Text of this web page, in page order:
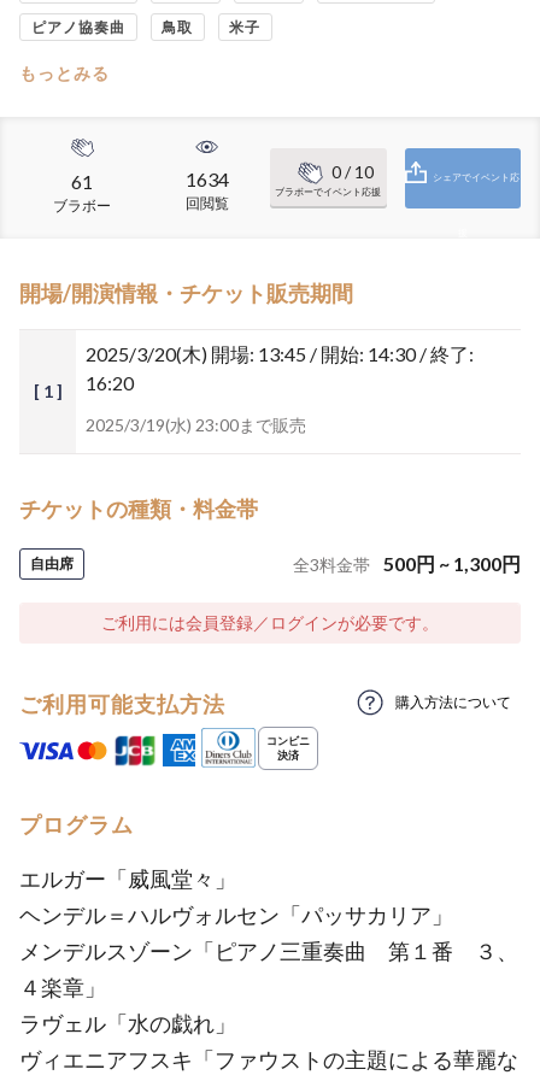
ピアノ協奏曲 鳥取 米子
もっとみる
61
ブラボー
1634
回閲覧
0/ 10
ブラボーでイベント応援
シェアでイベント応
開場/開演情報・チケット販売期間
[ 1 ]
2025/3/20(木) 開場: 13:45 / 開始: 14:30 / 終了:
16:20
2025/3/19(水) 23:00まで販売
チケットの種類・料金帯
自由席 全3料金帯 500円 ~ 1,300円
ご利用には会員登録／ログインが必要です。
ご利用可能支払方法 購入方法について
プログラム
エルガー「威風堂々」
ヘンデル＝ハルヴォルセン「パッサカリア」
メンデルスゾーン「ピアノ三重奏曲 第１番 ３、
４楽章」
ラヴェル「水の戯れ」
ヴィエニアフスキ「ファウストの主題による華麗な